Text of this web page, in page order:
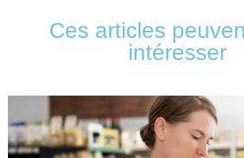
Ces articles
intéresser